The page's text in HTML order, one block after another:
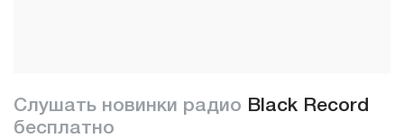
Слушать новинки радио Black Record
бесплатно